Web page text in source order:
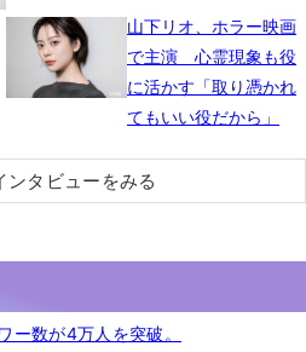
山下リオ、ホラー映画
で主演 心霊現象も役
に活かす「取り憑かれ
てもいい役だから」
ンタビューをみる
数が4万人を突破。